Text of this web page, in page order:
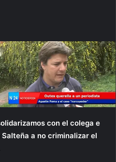
con el colega e
a no criminalizar el